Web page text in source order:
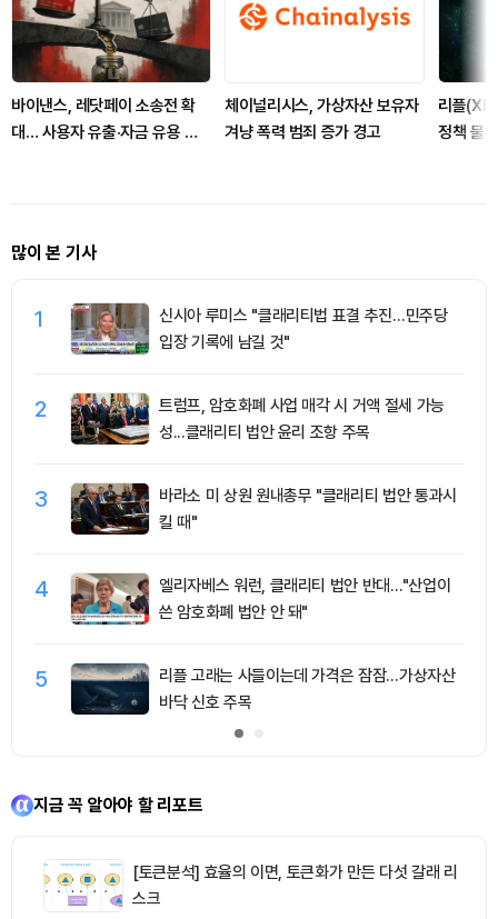
바이낸스, 레닷페이 소송전 확
대… 사용자 유출·자금 유용 쟁
체이널리시스, 가상자산 보유자
겨냥 폭력 범죄 증가 경고
리플
정책 불
많이 본 기사
1
신시아 루미스 "클래리티법 표결 추진…민주당
입장 기록에 남길 것"
2
트럼프, 암호화폐 사업 매각 시 거액 절세 가능
성...클래리티 법안 윤리 조항 주목
3
바라소 미 상원 원내총무 "클래리티 법안 통과시
킬 때"
4
엘리자베스 워런, 클래리티 법안 반대…"산업이
쓴 암호화폐 법안 안 돼"
5
리플 고래는 사들이는데 가격은 잠잠…가상자산
바닥 신호 주목
지금 꼭 알아야 할 리포트
[토큰분석] 효율의 이면, 토큰화가 만든 다섯 갈래 리
스크